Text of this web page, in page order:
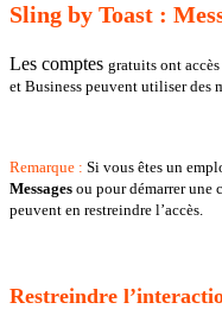
Sling by Toast :
Les comptes gratuits ont
et Business peuvent utiliser des
Remarque : Si vous êtes un
Messages ou pour démarrer une
peuvent en restreindre l’accès.
Restreindre